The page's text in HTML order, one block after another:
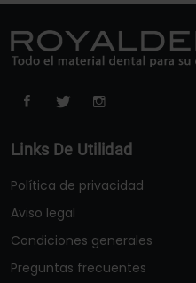
Links De Utilidad
Política de privacidad
Aviso legal
Condiciones generales
Preguntas frecuentes